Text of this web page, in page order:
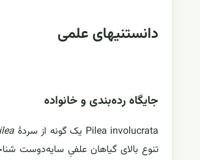
دانستنیهای علمی
جایگاه رده‌بندی و خانواده
Pilea involucrata یک گونه از سردهٔ
تنوع بالای گیاهان علفیِ سایه‌دوست